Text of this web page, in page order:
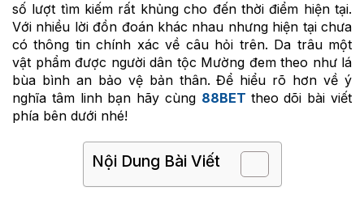
số lượt tìm kiếm rất khủng cho đến thời điểm hiện tại.
Với nhiều lời đồn đoán khác nhau nhưng hiện tại chưa
có thông tin chính xác về câu hỏi trên. Da trâu một
vật phẩm được người dân tộc Mường đem theo như lá
bùa bình an bảo vệ bản thân. Để hiểu rõ hơn về ý
nghĩa tâm linh bạn hãy cùng 88BET theo dõi bài viết
phía bên dưới nhé!
Nội Dung Bài Viết